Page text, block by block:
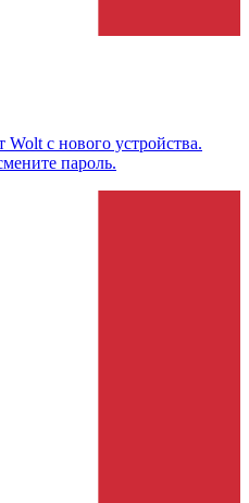
с нового устройства.
пароль.